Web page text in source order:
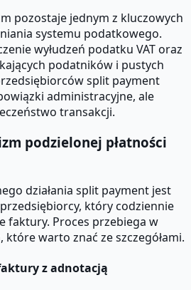
pozostaje jednym z kluczowych
systemu podatkowego.
wyłudzeń podatku VAT oraz
podatników i pustych
split payment
administracyjne, ale
transakcji.
podzielonej płatności
działania split payment jest
który codziennie
faktury. Proces przebiega w
warto znać ze szczegółami.
z adnotacją